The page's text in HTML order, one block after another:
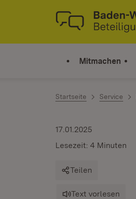
Zum Inhalt springen
Link zur Startseite
Mitmachen
Startseite Service
17.01.2025
Lesezeit: 4 Minuten
Teilen
Text vorlesen